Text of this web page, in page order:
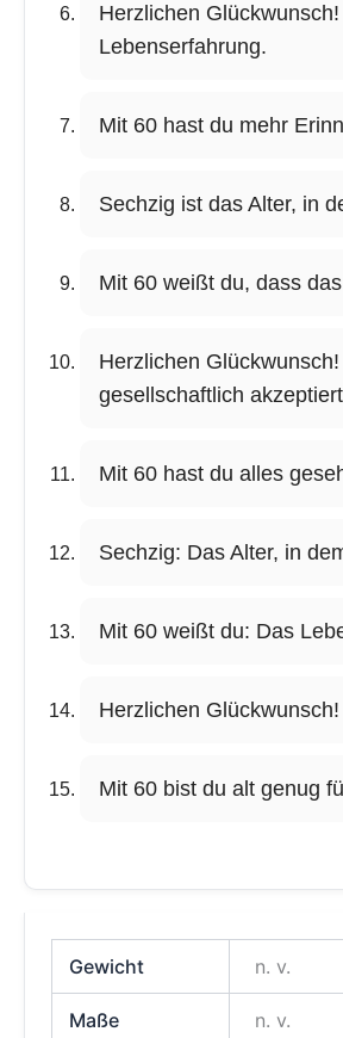
Herzlichen
Lebenserfahrung.
Mit 60 hast du mehr
Sechzig ist das Alter, in
Mit 60 weißt du, dass
Herzlichen
gesellschaftlich
Mit 60 hast du alles
Sechzig: Das Alter, in
Mit 60 weißt du: Das
Herzlichen
Mit 60 bist du alt genug
Gewicht n. v.
Maße n. v.